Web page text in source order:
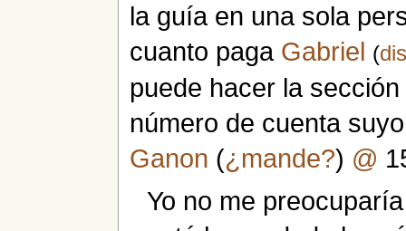
la guía en una sola
cuanto paga Gabriel (
puede hacer la
número de cuenta
Ganon (¿mande?) @
Yo no me